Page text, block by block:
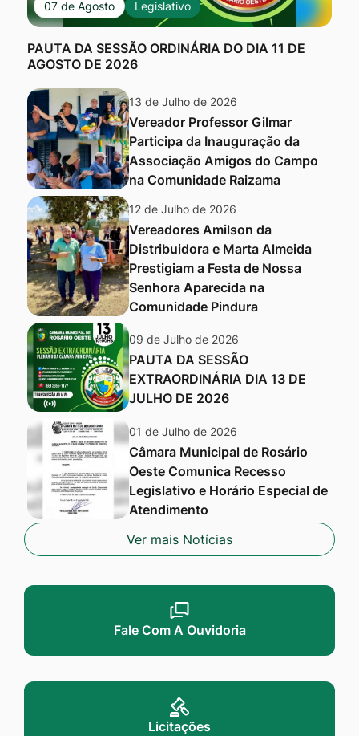
07 de Agosto Legislativo
PAUTA DA SESSÃO ORDINÁRIA DO DIA 11 DE
AGOSTO DE 2026
13 de Julho de 2026
Vereador Professor Gilmar
Participa da Inauguração da
Associação Amigos do Campo
na Comunidade Raizama
12 de Julho de 2026
Vereadores Amilson da
Distribuidora e Marta Almeida
Prestigiam a Festa de Nossa
Senhora Aparecida na
Comunidade Pindura
09 de Julho de 2026
PAUTA DA SESSÃO
EXTRAORDINÁRIA DIA 13 DE
JULHO DE 2026
01 de Julho de 2026
Câmara Municipal de Rosário
Oeste Comunica Recesso
Legislativo e Horário Especial de
Atendimento
Ver mais Notícias
Seção Serviços
Fale Com A Ouvidoria
Licitações